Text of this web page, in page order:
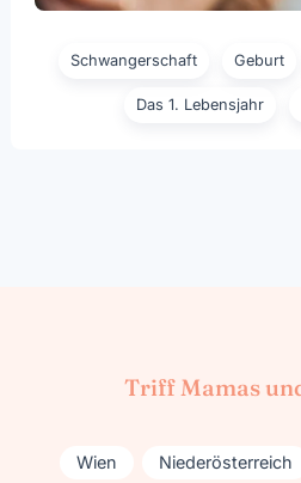
Schwangerschaft Geburt
Das 1. Lebensjahr
Triff Mamas
Wien Niederösterreich